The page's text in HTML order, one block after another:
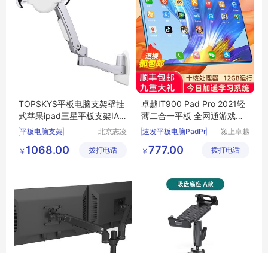
TOPSKYS平板电脑支架壁挂
式苹果ipad三星平板支架IAW
200
平板电脑支架
壁挂式平板电脑支架
北京志凌
限公司
￥ 1068.00 拨打电话
卓越IT900 Pad Pro 2021轻
薄二合一平板 全网通游戏办
公学生网课利器
速发平板电脑PadPr
颍上卓越
有限公司
￥ 777.00 拨打电话